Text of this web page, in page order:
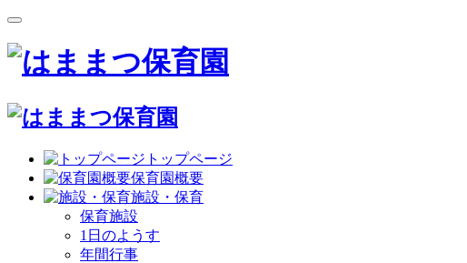
トップページ
保育園概要
施設・保育
保育施設
1日のようす
年間行事